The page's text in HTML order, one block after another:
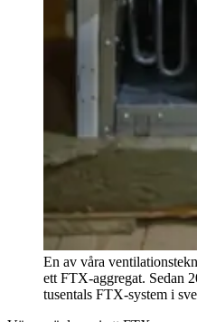
En av våra
ett FTX-aggregat. Sedan
tusentals FTX-system i